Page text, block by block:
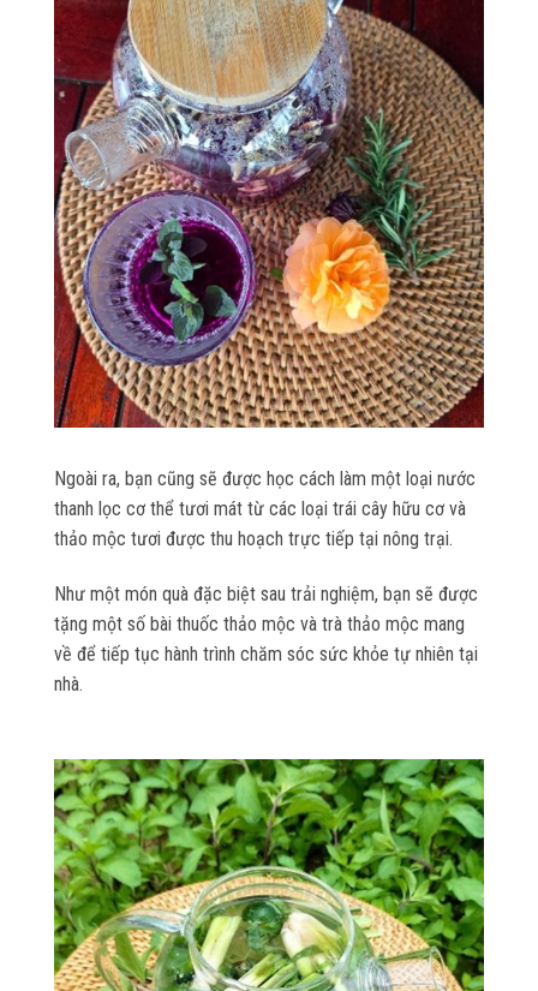
Ngoài ra, bạn cũng sẽ được học cách làm một loại nước
thanh lọc cơ thể tươi mát từ các loại trái cây hữu cơ và
thảo mộc tươi được thu hoạch trực tiếp tại nông trại.
Như một món quà đặc biệt sau trải nghiệm, bạn sẽ được
tặng một số bài thuốc thảo mộc và trà thảo mộc mang
về để tiếp tục hành trình chăm sóc sức khỏe tự nhiên tại
nhà.